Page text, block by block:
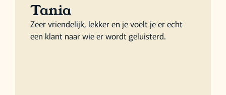
Tania
Zeer vriendelijk, lekker en je voelt je er echt
een klant naar wie er wordt geluisterd.